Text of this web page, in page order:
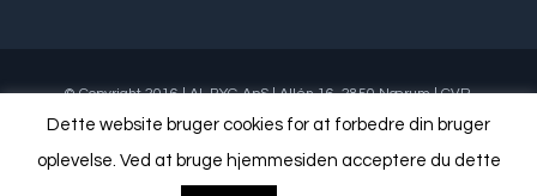
© Copyright 2016 | AL BYG ApS | Allén 16, 2850 Nærum | CVR.
34605920 | Tlf (+45) 4126 0661
Email
Dette website bruger cookies for at forbedre din bruger
oplevelse. Ved at bruge hjemmesiden acceptere du dette